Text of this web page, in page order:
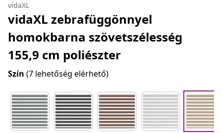
vidaXL
vidaXL zebrafüggönnyel
homokbarna szövetszélesség
155,9 cm poliészter
Szín (7 lehetőség elérhető)